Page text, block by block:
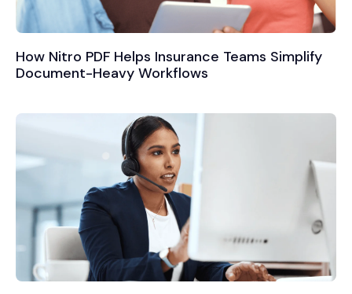
How Nitro PDF Helps Insurance Teams Simplify
Document-Heavy Workflows